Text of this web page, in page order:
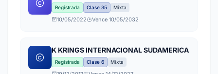
Registrada Clase 35 Mixta
10/05/2022 Vence 10/05/2032
K KRINGS INTERNACIONAL SUDAMERICA
Registrada Clase 6 Mixta